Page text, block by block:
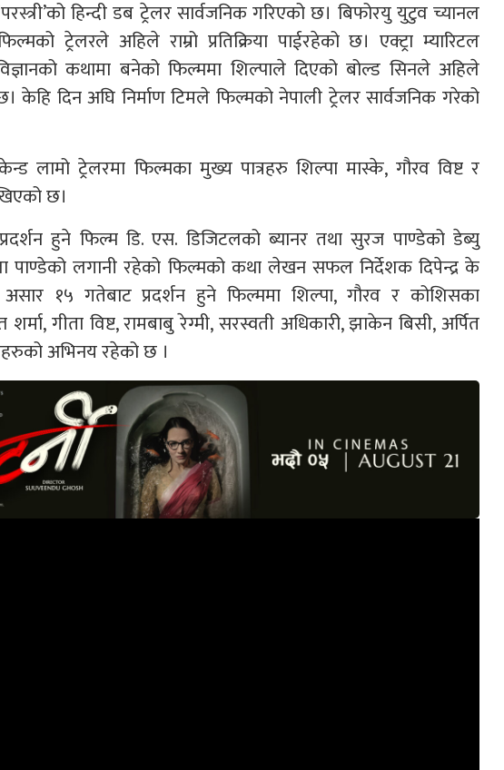
हिन्दी डब ट्रेलर सार्वजनिक गरिएको छ। बिफोरयु युटुव च्यानल
ट्रेलरले अहिले राम्रो प्रतिक्रिया पाईरहेको छ। एक्ट्रा म्यारिटल
कथामा बनेको फिल्ममा शिल्पाले दिएको बोल्ड सिनले अहिले
केहि दिन अघि निर्माण टिमले फिल्मको नेपाली ट्रेलर सार्वजनिक गरेको
लामो ट्रेलरमा फिल्मका मुख्य पात्रहरु शिल्पा मास्के, गौरव विष्ट र
छ।
हुने फिल्म डि. एस. डिजिटलको ब्यानर तथा सुरज पाण्डेको डेब्यु
पाण्डेको लगानी रहेको फिल्मको कथा लेखन सफल निर्देशक दिपेन्द्र के
१५ गतेबाट प्रदर्शन हुने फिल्ममा शिल्पा, गौरव र कोशिसका
गीता विष्ट, रामबाबु रेग्मी, सरस्वती अधिकारी, झाकेन बिसी, अर्पित
अभिनय रहेको छ ।